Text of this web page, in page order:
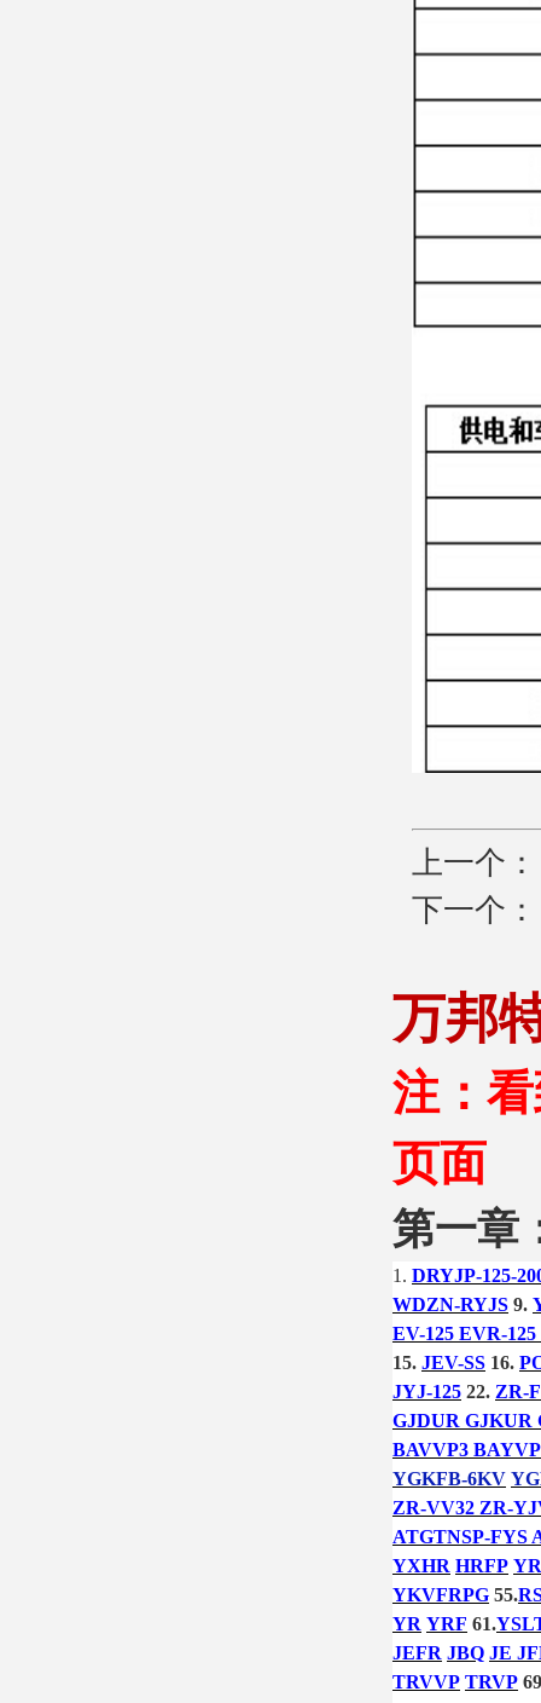
上一个
下一个
万邦
注：
页面
第一章
1. DRYJP-125-
WDZN-RYJS 9.
EV-125 EVR-
15. JEV-SS 16.
JYJ-125 22. ZR-
GJDUR GJKUR
BAVVP3
YGKFB-6KV
ZR-VV32 ZR-
ATGTNSP-FYS
YXHR HRFP
YKVFRPG 55.
YR YRF 61.
JEFR JBQ JE
TRVVP TRVP